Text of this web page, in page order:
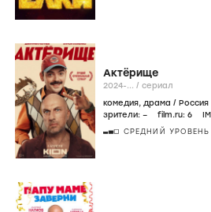
Актёрище
2024-... / сериал
комедия, драма / Россия
зрители: – film.ru: 6
СРЕДНИЙ УРОВЕНЬ